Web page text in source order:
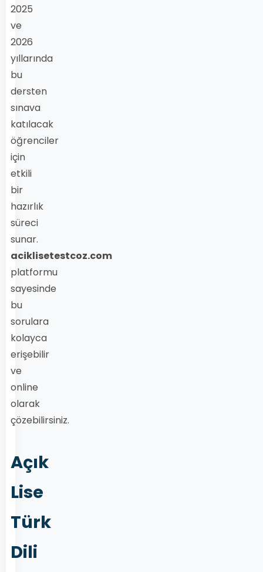
2025
ve
2026
yıllarında
bu
dersten
sınava
katılacak
öğrenciler
için
etkili
bir
hazırlık
süreci
sunar.
aciklisetestcoz.com
platformu
sayesinde
bu
sorulara
kolayca
erişebilir
ve
online
olarak
çözebilirsiniz.
Açık
Lise
Türk
Dili